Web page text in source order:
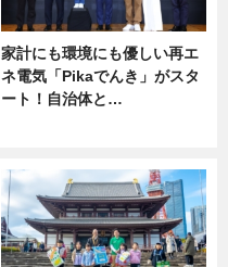
家計にも環境にも優しい再エ
ネ電気「Pikaでんき」がスタ
ート！自治体と…